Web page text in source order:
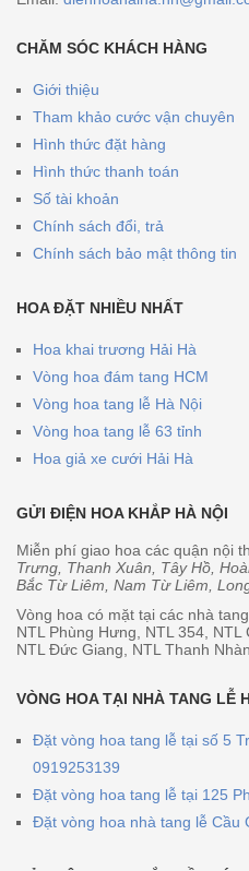
CHĂM SÓC KHÁCH HÀNG
Giới thiệu
Tham khảo cước vận chuyên
Hình thức đặt hàng
Hình thức thanh toán
Số tài khoản
Chính sách đổi, trả
Chính sách bảo mật thông tin
HOA ĐẶT NHIỀU NHẤT
Hoa khai trương Hải Hà
Vòng hoa đám tang HCM
Vòng hoa tang lễ Hà Nội
Vòng hoa tang lễ 63 tỉnh
Hoa giả xe cưới Hải Hà
GỬI ĐIỆN HOA KHẮP HÀ NỘI
Miễn phí giao hoa các quận nội
Trưng, Thanh Xuân, Tây Hồ,
Bắc Từ Liêm, Nam Từ Liêm,
Vòng hoa có mặt tại các nhà
NTL Phùng Hưng, NTL 354, NTL
NTL Đức Giang, NTL Thanh
VÒNG HOA TẠI NHÀ TANG LỄ
Đặt vòng hoa tang lễ tại số 5
0919253139
Đặt vòng hoa tang lễ tại 125
Đặt vòng hoa nhà tang lễ Cầu